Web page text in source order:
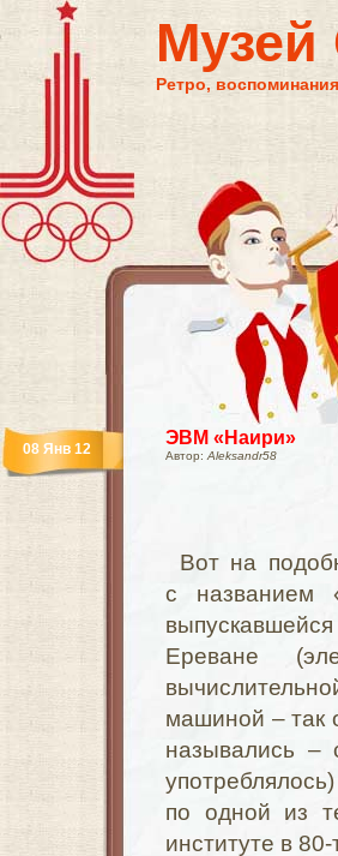
Ретро,
ЭВМ «Наири»
Автор: Aleksandr58
08 Янв 12
Вот на
с названием
Ереване
машиной – так
назывались –
по одной из
институте в